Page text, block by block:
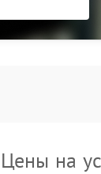
Цены на